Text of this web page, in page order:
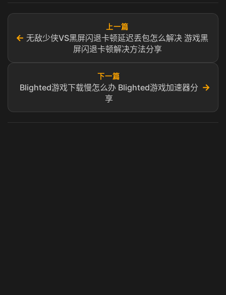
←
上一篇
无敌少侠VS黑屏闪退卡顿延迟丢包怎么解决 游戏黑
屏闪退卡顿解决方法分享
下一篇
Blighted游戏下载慢怎么办 Blighted游戏加速器分
享
→